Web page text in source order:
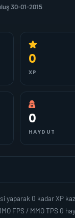
30-01-2015
0
XP
0
HAYDUT
yaparak 0 kadar XP
FPS / MMO TPS 0